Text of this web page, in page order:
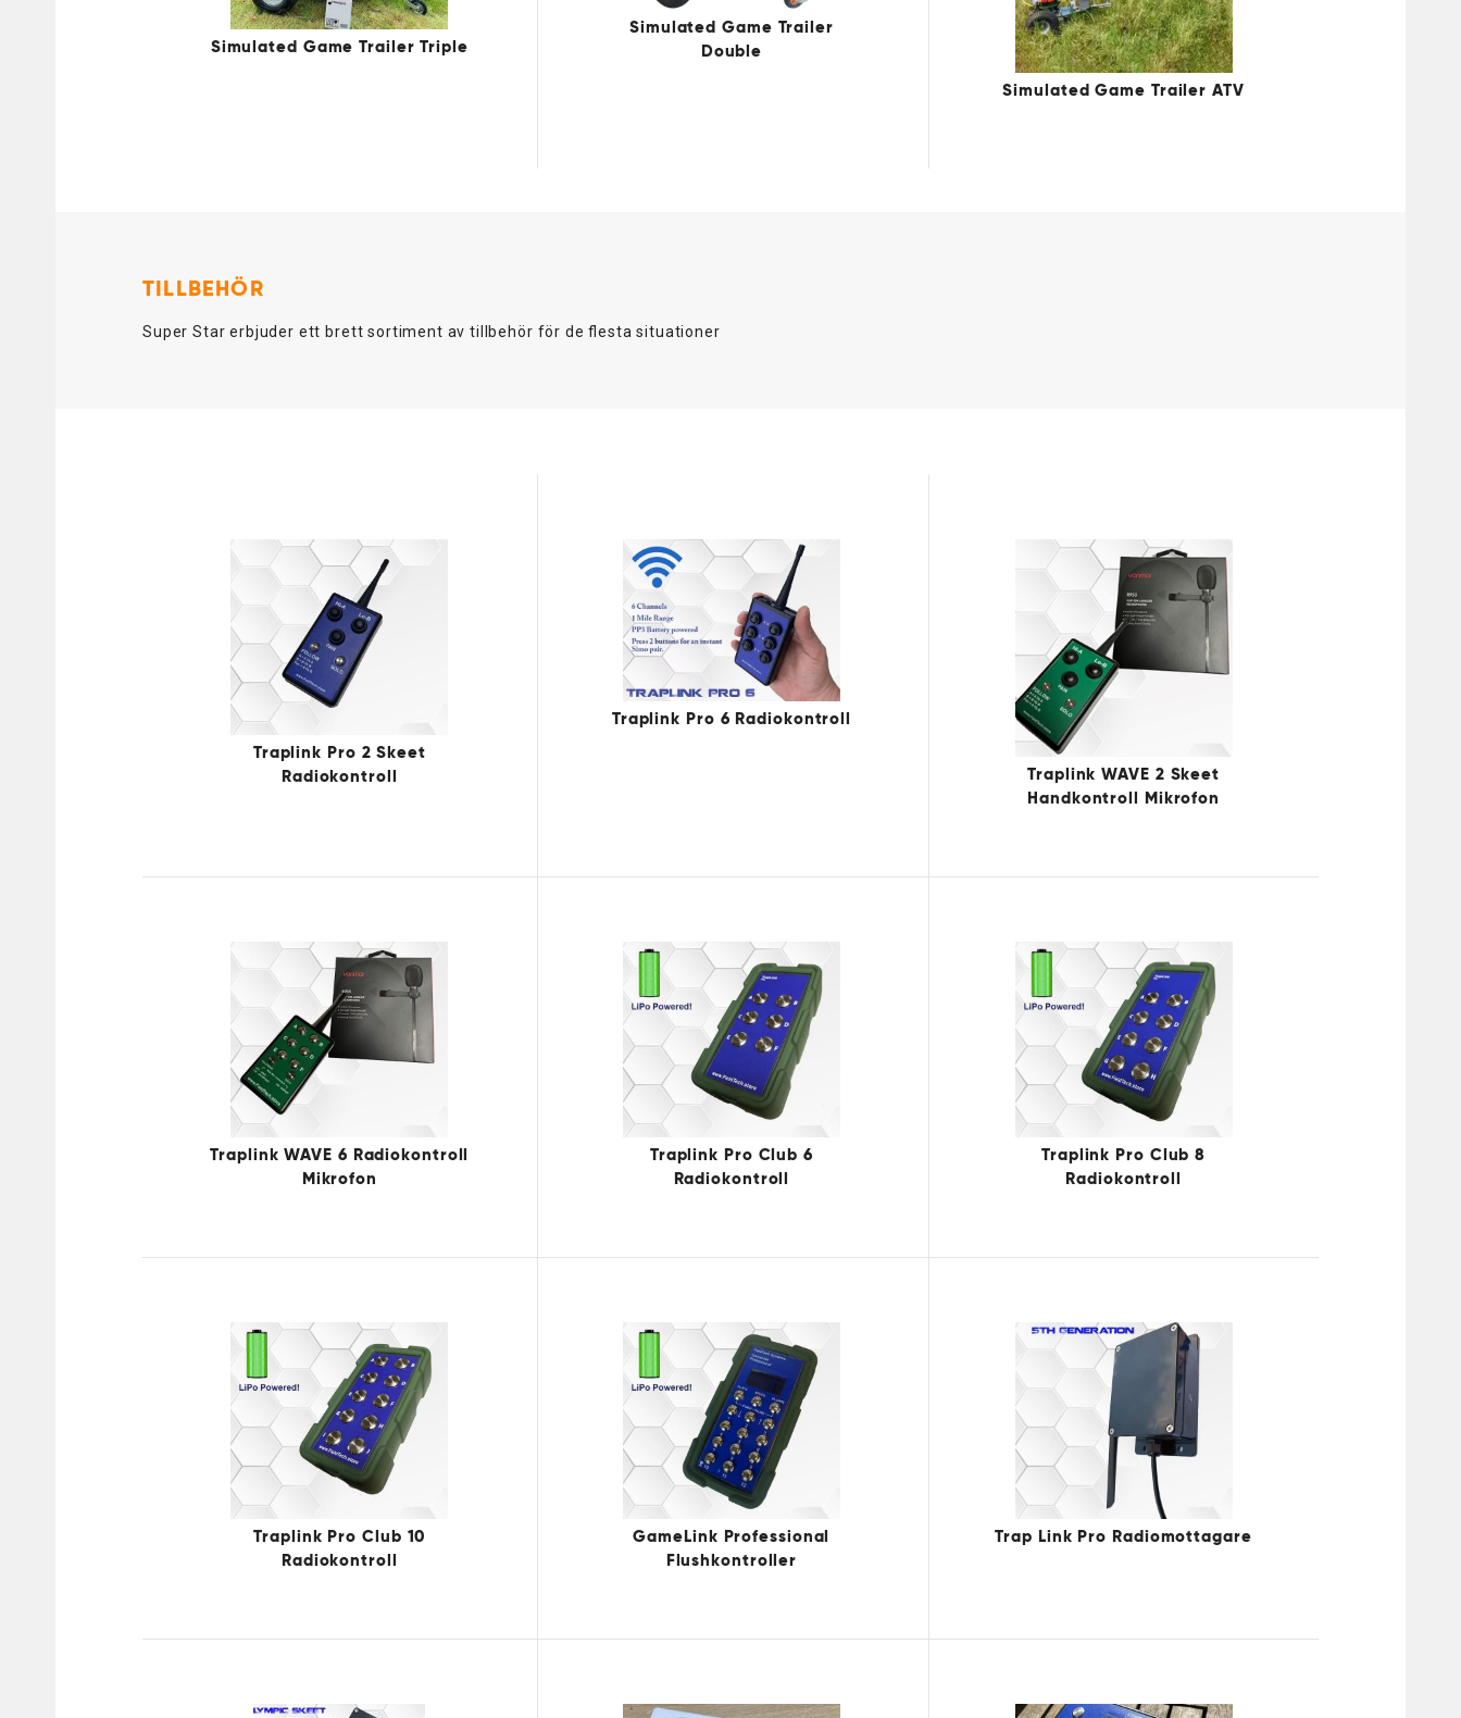
Simulated Game Trailer Triple
Simulated Game Trailer
Double
Simulated Game Trailer ATV
TILLBEHÖR
Super Star erbjuder ett brett sortiment av tillbehör för de flesta situationer
Traplink Pro 2 Skeet
Radiokontroll
Traplink Pro 6 Radiokontroll
Traplink WAVE 2 Skeet
Handkontroll Mikrofon
Traplink WAVE 6 Radiokontroll
Mikrofon
Traplink Pro Club 6
Radiokontroll
Traplink Pro Club 8
Radiokontroll
Traplink Pro Club 10
Radiokontroll
GameLink Professional
Flushkontroller
Trap Link Pro Radiomottagare